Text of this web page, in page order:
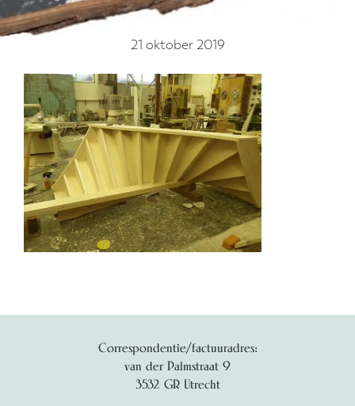
21 oktober 2019
Correspondentie/factuuradres:
van der Palmstraat 9
3532 GR Utrecht